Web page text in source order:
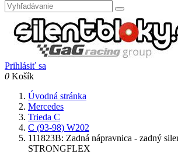
Prihlásiť sa
0 Košík
Úvodná stránka
Mercedes
Trieda C
C (93-98) W202
111823B: Zadná nápravnica - zadný
STRONGFLEX